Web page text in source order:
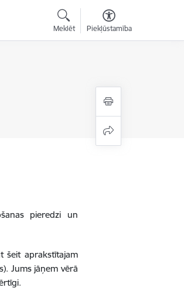
Meklēt Piekļūstamība
pieredzi un
šeit aprakstītajam
Jums jāņem vērā